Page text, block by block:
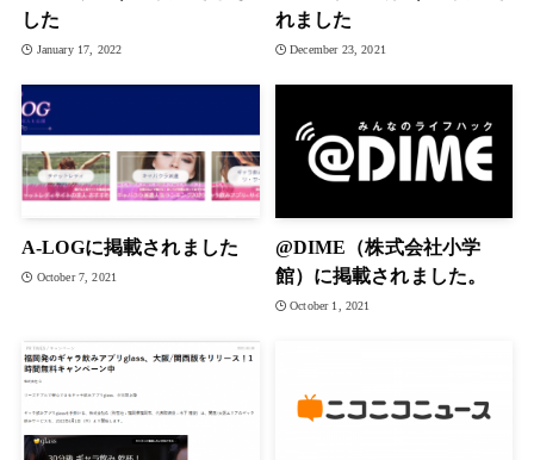
した
January 17, 2022
れました
December 23, 2021
A-LOGに掲載されました
October 7, 2021
@DIME（株式会社小学
館）に掲載されました。
October 1, 2021